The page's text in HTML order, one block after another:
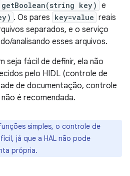
getBoolean(string key) e
. Os pares key=value reais
separados, e o serviço
analisando esses arquivos.
seja fácil de definir, ela não
pelo HIDL (controle de
de documentação, controle
é recomendada.
simples, o controle de
já que a HAL não pode
própria.